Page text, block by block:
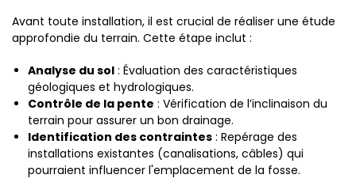
Avant toute installation, il est crucial de réaliser une étude
approfondie du terrain. Cette étape inclut :
Analyse du sol : Évaluation des caractéristiques
géologiques et hydrologiques.
Contrôle de la pente : Vérification de l’inclinaison du
terrain pour assurer un bon drainage.
Identification des contraintes : Repérage des
installations existantes (canalisations, câbles) qui
pourraient influencer l'emplacement de la fosse.